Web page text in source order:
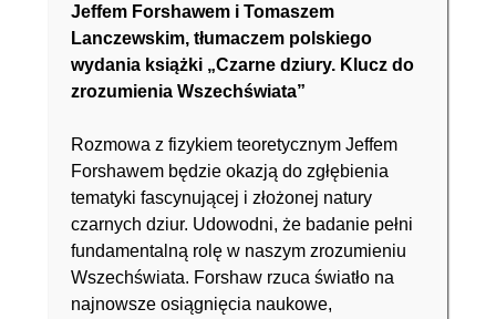
Jeffem Forshawem i Tomaszem
Lanczewskim, tłumaczem polskiego
wydania książki „Czarne dziury. Klucz do
zrozumienia Wszechświata”
Rozmowa z fizykiem teoretycznym Jeffem
Forshawem będzie okazją do zgłębienia
tematyki fascynującej i złożonej natury
czarnych dziur. Udowodni, że badanie pełni
fundamentalną rolę w naszym zrozumieniu
Wszechświata. Forshaw rzuca światło na
najnowsze osiągnięcia naukowe,